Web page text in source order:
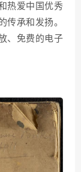
热爱中国优秀
传承和发扬。
、免费的电子